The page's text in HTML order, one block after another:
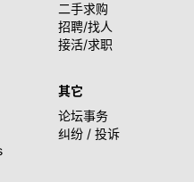
二手求购
招聘/找人
接活/求职
其它
论坛事务
纠纷 / 投诉